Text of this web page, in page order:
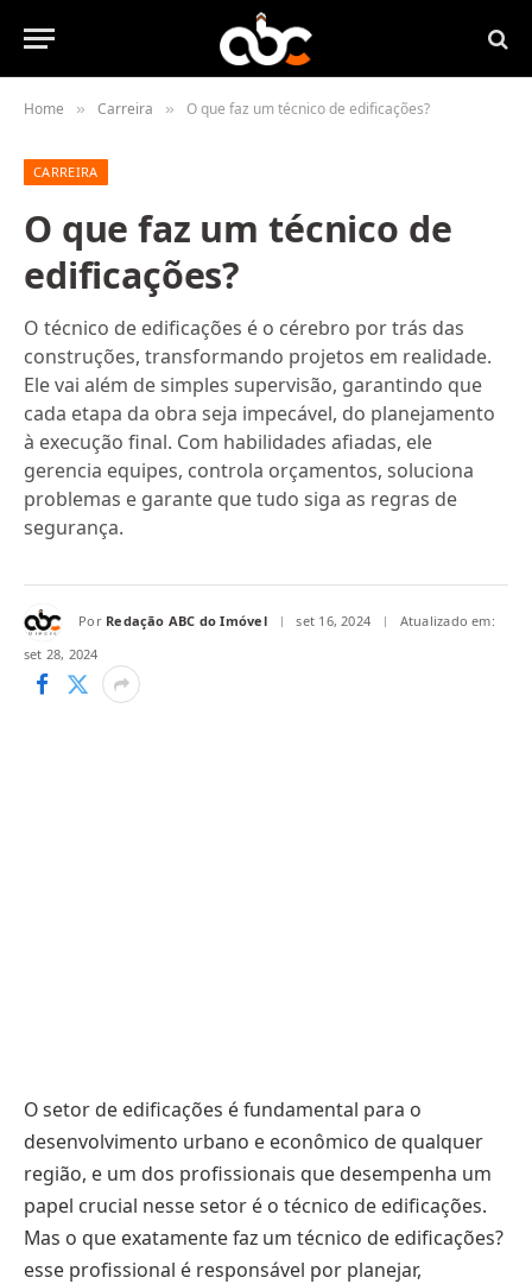
Home » Carreira » O que faz um técnico de edificações?
CARREIRA
O que faz um técnico de
edificações?
O técnico de edificações é o cérebro por trás das
construções, transformando projetos em realidade.
Ele vai além de simples supervisão, garantindo que
cada etapa da obra seja impecável, do planejamento
à execução final. Com habilidades afiadas, ele
gerencia equipes, controla orçamentos, soluciona
problemas e garante que tudo siga as regras de
segurança.
Por Redação ABC do Imóvel set 16, 2024
Atualizado em:
set 28, 2024
O setor de edificações é fundamental para o
desenvolvimento urbano e econômico de qualquer
região, e um dos profissionais que desempenha um
papel crucial nesse setor é o técnico de edificações.
Mas o que exatamente faz um técnico de edificações?
esse profissional é responsável por planejar,